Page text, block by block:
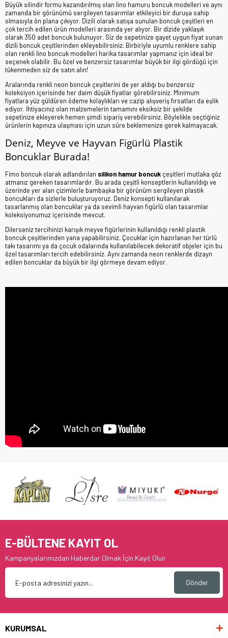
Büyük silindir formu kazandırılmış olan lino hamuru boncuk modelleri ve aynı
zamanda bir görünümü sergileyen tasarımlar etkileyici bir duruşa sahip
olmasıyla ön plana çıkıyor. Dizili olarak satışa sunulan boncuk çeşitleri en
çok tercih edilen ürün modelleri arasında yer alıyor. Bir dizide yaklaşık
olarak 350 adet boncuk bulunuyor. Siz de sepetinize gayet uygun fiyat sunan
dizili boncuk çeşitlerinden ekleyebilirsiniz. Birbiriyle uyumlu renklere sahip
olan renkli lino boncuk modelleri harika tasarımlar yapmanız için ideal bir
seçenek olabilir. Bu özel ve benzersiz tasarımlar büyük bir ilgi gördüğü için
tükenmeden siz de satın alın!
Aralarında renkli neon boncuk çeşitlerini de yer aldığı bu benzersiz
koleksiyon içerisinde her daim düşük fiyatlar görebilirsiniz. Minimum
fiyatlara yüz güldüren ödeme kolaylıkları ve cazip alışveriş fırsatları da eşlik
ediyor. İhtiyacınız olan malzemelerin tamamını eksiksiz bir şekilde
sepetinize ekleyerek hemen şimdi sipariş verebilirsiniz. Böylelikle seçtiğiniz
ürünlerin kapınıza ulaşması için uzun süre beklemenize gerek kalmayacak.
Deniz, Meyve ve Hayvan Figürlü Plastik
Boncuklar Burada!
Fimo boncuk olarak adlandırılan silikon hamur boncuk çeşitleri mutlaka göz
atmanız gereken tasarımlardır. Bu arada çeşitli konseptlerin kullanıldığı ve
üzerinde yer alan çizimlerle bambaşka bir görünüm sergileyen plastik
boncukları da sizlerle buluşturuyoruz. Deniz konsepti kullanılarak
tasarlanmış olan boncuklar ya da sevimli hayvan figürlü olan tasarımlar
koleksiyonumuz içerisinde mevcut.
Dilerseniz tercihinizi karışık meyve figürlerinin kullanıldığı renkli plastik
boncuk çeşitlerinden yana yapabilirsiniz. Çocuklar için hazırlanan her türlü
takı tasarımı ya da çocuk odalarında kullanılabilecek dekoratif objeler için bu
özel tasarımları tercih edebilirsiniz. Aynı zamanda neon renklerde dizayn
edilen boncuklar da büyük bir ilgi görmeye devam ediyor.
E-BÜLTENE KAYIT OL
Kampanyalarımızdan Haberdar Olmak İçin Kayıt Olun
Gönder
KURUMSAL